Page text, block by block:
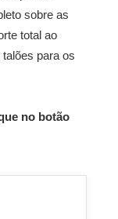
sobre as
total ao
para os
no botão